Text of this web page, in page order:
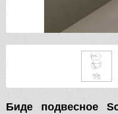
Биде подвесное